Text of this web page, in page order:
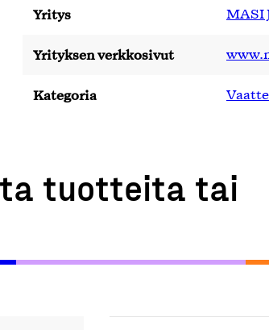
Yritys MASI
Yrityksen verkkosivut
Kategoria
tuotteita tai